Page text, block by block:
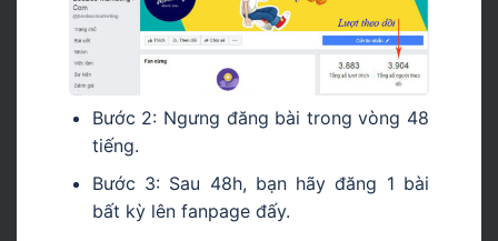
Bước 2: Ngưng đăng bài trong vòng 48
tiếng.
Bước 3: Sau 48h, bạn hãy đăng 1 bài
bất kỳ lên fanpage đấy.